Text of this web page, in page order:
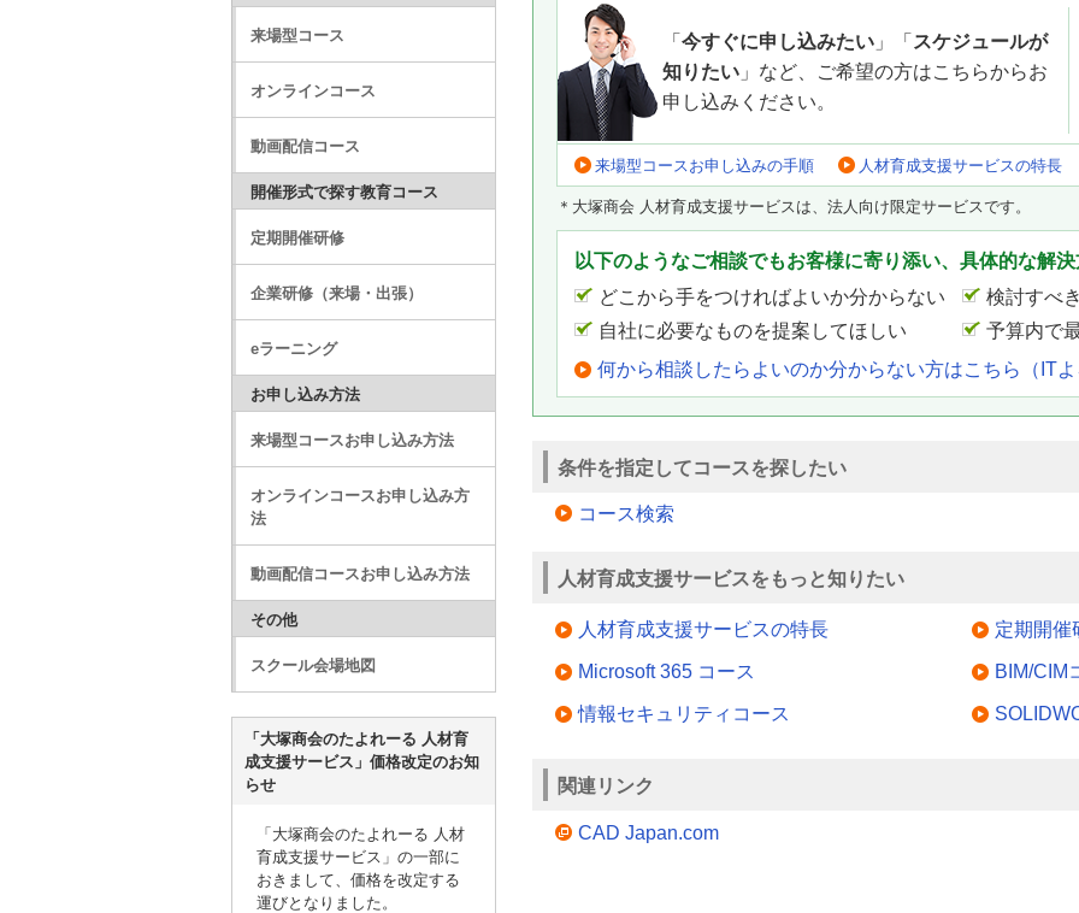
「 今すぐに申し込みたい 」「 スケジュールが
知りたい 」など、ご希望の方はこちらからお
申し込みください。
来場型コースお申し込みの手順 人材育成支援サービスの特長
＊大塚商会 人材育成支援サービスは、法人向け限定サービスです。
以下のようなご相談でもお客様に寄り添い、具体的な解
どこから手をつければよいか分からない
検討すべ
自社に必要なものを提案してほしい
予算内で
何から相談したらよいのか分からない方はこちら（ITよ
条件を指定してコースを探したい
コース検索
人材育成支援サービスをもっと知りたい
人材育成支援サービスの特長 定期開催
Microsoft 365 コース BIM/CIM
情報セキュリティコース
関連リンク
CAD Japan.com
来場型コース
オンラインコース
動画配信コース
開催形式で探す教育コース
定期開催研修
企業研修（来場・出張）
eラーニング
お申し込み方法
来場型コースお申し込み方法
オンラインコースお申し込み方
法
動画配信コースお申し込み方法
その他
スクール会場地図
「大塚商会のたよれーる 人材育
成支援サービス」価格改定のお知
らせ
「大塚商会のたよれーる 人材
育成支援サービス」の一部に
おきまして、価格を改定する
運びとなりました。